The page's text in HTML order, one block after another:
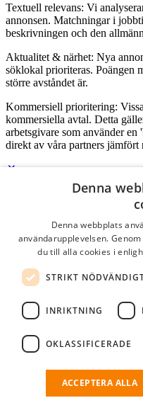
Textuell relevans: Vi
annonsen. Matchningar i
beskrivningen och den
Aktualitet & närhet: Nya
söklokal prioriteras. Poängen
större avståndet är.
Kommersiell prioritering:
kommersiella avtal. Detta
arbetsgivare som använder
direkt av våra partners jämfört
Logga in som företag
Lösenord
kom ihåg mig
logga in
Kostnadsfri
och söka efter passande
Denna
Denna webbplats
användarupplevelsen.
du till alla cookies i
STRIKT
INRIKTNING
OKLASSIFICERADE
ACCEPTERA ALLA